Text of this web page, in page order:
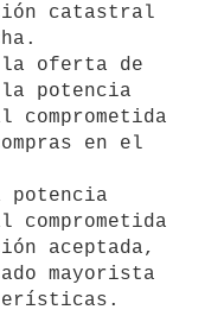
catastral
potencia
en el
aceptada,
mayorista